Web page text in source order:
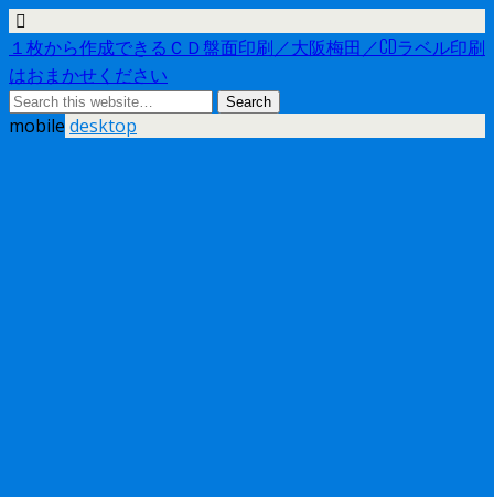
１枚から作成できるＣＤ盤面印刷／大阪梅田／CDラベル印刷
はおまかせください
mobile desktop